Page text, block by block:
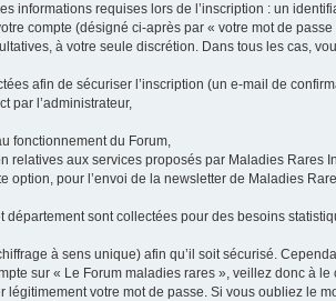
informations requises lors de l’inscription : un
compte (désigné ci-après par « votre mot de
à votre seule discrétion. Dans tous les cas,
afin de sécuriser l’inscription (un e-mail de
par l’administrateur,
fonctionnement du Forum,
relatives aux services proposés par Maladies Rares
option, pour l’envoi de la newsletter de Maladies
département sont collectées pour des besoins
à sens unique) afin qu’il soit sécurisé.
sur « Le Forum maladies rares », veillez donc à
votre mot de passe. Si vous oubliez le